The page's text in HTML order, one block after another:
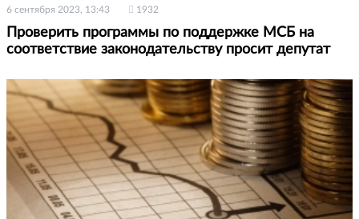
6 сентября 2023, 13:43 1932
Проверить программы по поддержке МСБ на
соответствие законодательству просит депутат